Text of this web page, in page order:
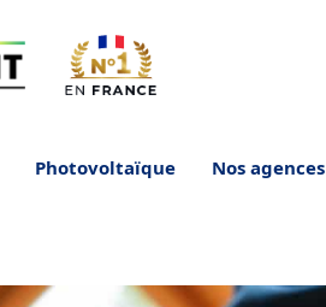
Photovoltaïque Nos agences